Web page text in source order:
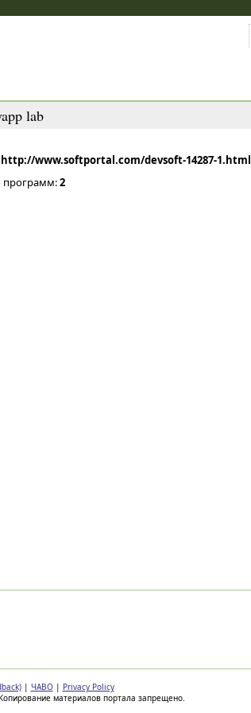
lab
http://www.softportal.com/devsoft-14287-1.html
программ:2
| ЧАВО | Privacy Policy
материалов портала запрещено.